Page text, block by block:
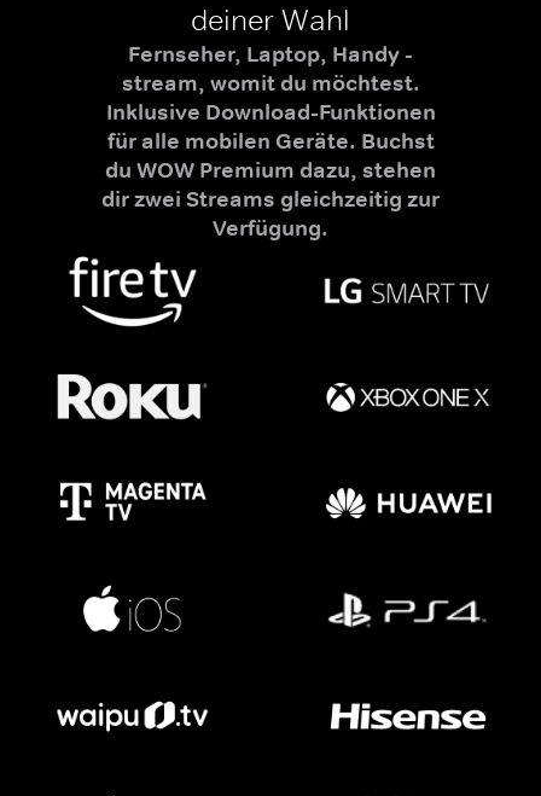
deiner Wahl
Fernseher, Laptop, Handy -
stream, womit du möchtest.
Inklusive Download-Funktionen
für alle mobilen Geräte. Buchst
du WOW Premium dazu, stehen
dir zwei Streams gleichzeitig zur
Verfügung.